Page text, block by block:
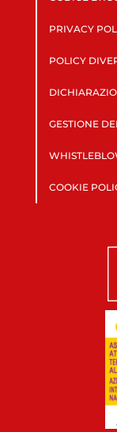
PRIVACY
POLICY
GESTIONE
COOKIE